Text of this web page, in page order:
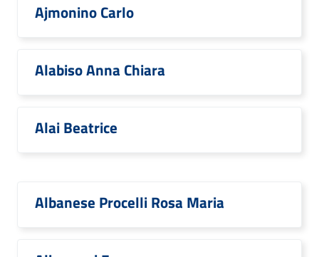
Ajmonino Carlo
Alabiso Anna Chiara
Alai Beatrice
Albanese Procelli Rosa Maria